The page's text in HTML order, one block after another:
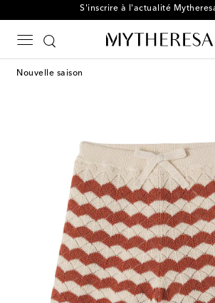
S'inscrire à l'actualité
Nouvelle saison